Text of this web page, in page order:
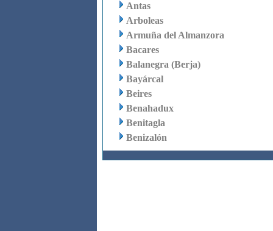
Antas
Arboleas
Armuña del Almanzora
Bacares
Balanegra (Berja)
Bayárcal
Beires
Benahadux
Benitagla
Benizalón